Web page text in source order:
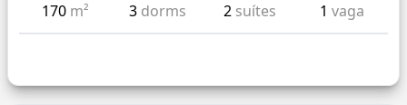
170 m² 3 dorms 2 suítes 1 vaga